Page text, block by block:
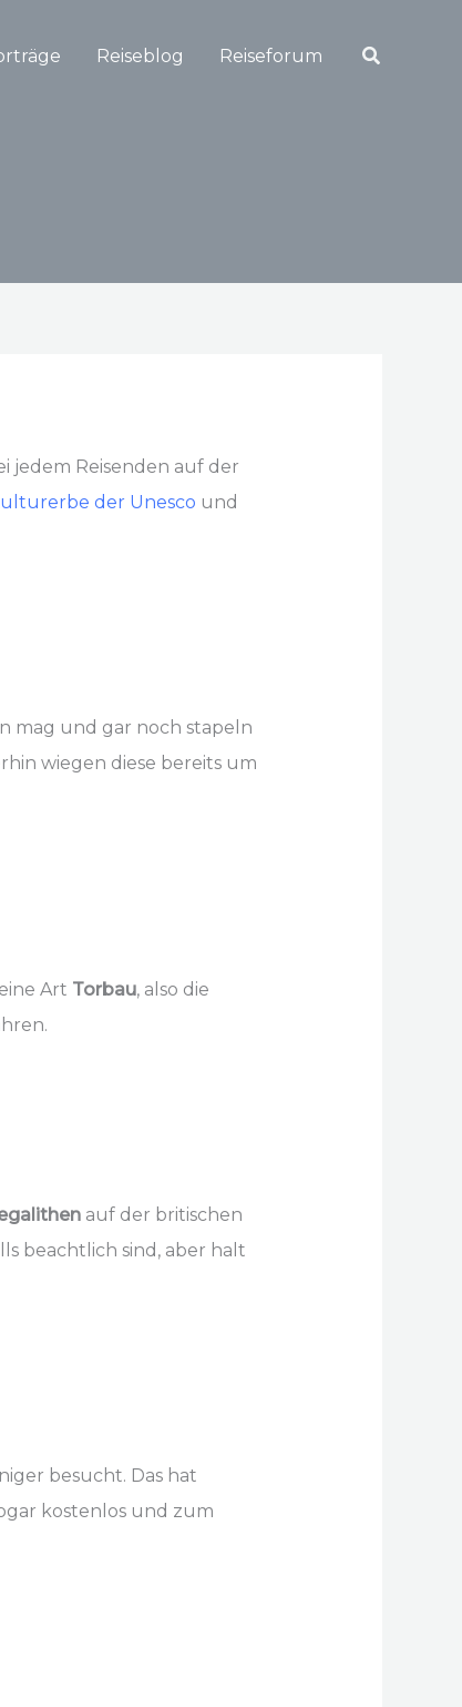
Reiseblog Reiseforum Suchen
jedem Reisenden auf der
der Unesco und
mag und gar noch stapeln
wiegen diese bereits um
Art Torbau, also die
auf der britischen
beachtlich sind, aber halt
besucht. Das hat
kostenlos und zum